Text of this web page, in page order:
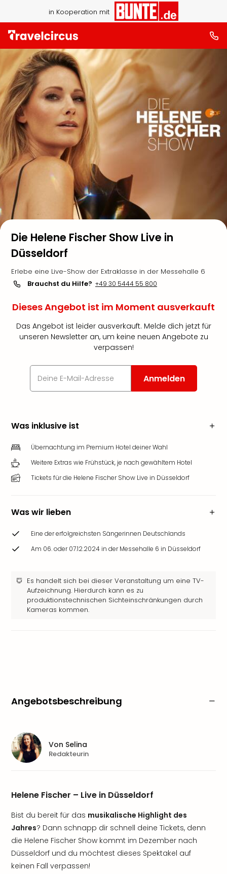
in Kooperation mit
Die Helene Fischer Show Live in
Düsseldorf
Erlebe eine Live-Show der Extraklasse in der Messehalle 6
Brauchst du Hilfe? +49 30 5444 55 800
Dieses Angebot ist im Moment ausverkauft
Das Angebot ist leider ausverkauft. Melde dich jetzt für
unseren Newsletter an, um keine neuen Angebote zu
verpassen!
Anmelden
Was inklusive ist
Übernachtung im Premium Hotel deiner Wahl
Weitere Extras wie Frühstück, je nach gewähltem Hotel
Tickets für die Helene Fischer Show Live in Düsseldorf
Was wir lieben
Eine der erfolgreichsten Sängerinnen Deutschlands
Am 06. oder 07.12.2024 in der Messehalle 6 in Düsseldorf
Es handelt sich bei dieser Veranstaltung um eine TV-
Aufzeichnung. Hierdurch kann es zu
produktionstechnischen Sichteinschränkungen durch
Kameras kommen.
Angebotsbeschreibung
Helene Fischer – Live in Düsseldorf
Bist du bereit für das musikalische Highlight des
Jahres? Dann schnapp dir schnell deine Tickets, denn
die Helene Fischer Show kommt im Dezember nach
Düsseldorf und du möchtest dieses Spektakel auf
keinen Fall verpassen!
Von Selina
Redakteurin